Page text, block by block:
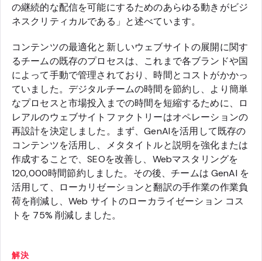
の継続的な配信を可能にするためのあらゆる動きがビジ
ネスクリティカルである」と述べています。
コンテンツの最適化と新しいウェブサイトの展開に関す
るチームの既存のプロセスは、これまで各ブランドや国
によって手動で管理されており、時間とコストがかかっ
ていました。デジタルチームの時間を節約し、より簡単
なプロセスと市場投入までの時間を短縮するために、ロ
レアルのウェブサイトファクトリーはオペレーションの
再設計を決定しました。まず、GenAIを活用して既存の
コンテンツを活用し、メタタイトルと説明を強化または
作成することで、SEOを改善し、Webマスタリングを
120,000時間節約しました。その後、チームは GenAI を
活用して、ローカリゼーションと翻訳の手作業の作業負
荷を削減し、Web サイトのローカライゼーション コス
トを 75% 削減しました。
解決